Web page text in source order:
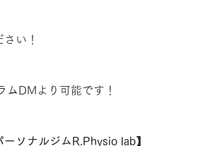
い！
ムDMより可能です！
ソナルジムR.Physio lab】